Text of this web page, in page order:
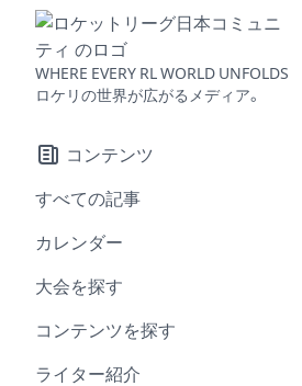
WHERE EVERY RL WORLD UNFOLDS
ロケリの世界が広がるメディア。
コンテンツ
すべての記事
カレンダー
大会を探す
コンテンツを探す
ライター紹介